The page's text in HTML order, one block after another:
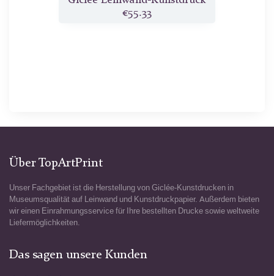
€55.33
Über TopArtPrint
Unser Fachgebiet ist die Herstellung von Giclée-Kunstdrucken in
Museumsqualität auf Leinwand und Kunstdruckpapier. Außerdem bieten
wir einen Einrahmungsservice für Ihre bestellten Drucke sowie weltweite
Liefermöglichkeiten.
Das sagen unsere Kunden